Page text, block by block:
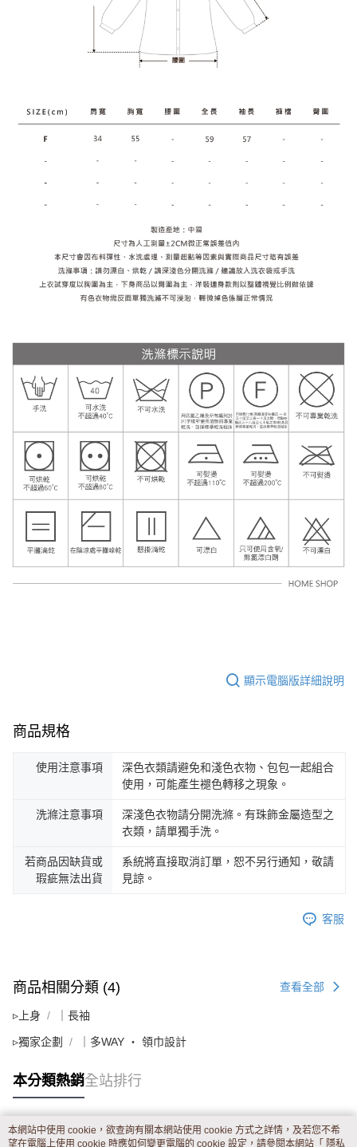
顯示電腦版詳細說明
商品規格
使用注意事項
深色衣類請避免和淺色衣物、包包一起組合
使用，可能產生褪色轉移之現象。
洗滌注意事項
深淺色衣物請分開洗滌。有珠飾金屬造型之
衣類，請單獨手洗。
若商品因缺貨或
瑕疵無法出貨
系統將直接取消訂單，恕不另行通知，敬請
見諒。
客服
商品相關分類 (4) 查看全部
▹上身 ｜長袖
▹獨家企劃 ｜多WAY ‧ 領巾設計
本分類熱銷全站排行
熱門標籤
本網站中使用 cookie，欲查詢有關本網站使用 cookie 方式之詳情，及若您不希
望在電腦上使用 cookie 時應如何變更電腦的 cookie 設定，請參閱本網站「 隱私